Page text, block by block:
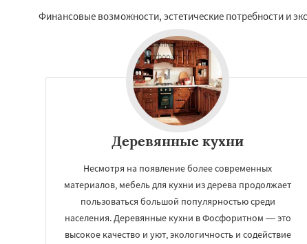
Финансовые возможности, эстетические потребности и
Деревянные кухни
Несмотря на появление более современных
материалов, мебель для кухни из дерева продолжает
пользоваться большой популярностью среди
населения. Деревянные кухни в Фосфоритном — это
высокое качество и уют, экологичность и содействие